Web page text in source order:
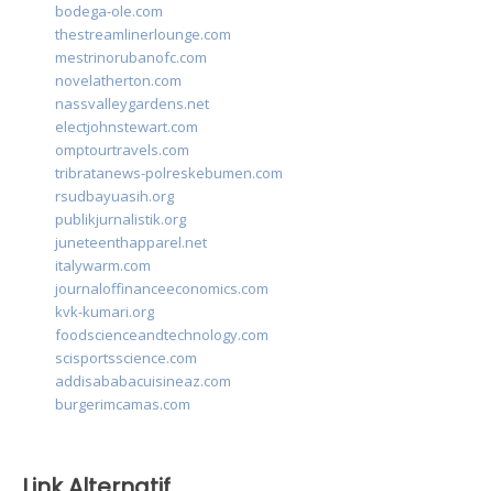
bodega-ole.com
thestreamlinerlounge.com
mestrinorubanofc.com
novelatherton.com
nassvalleygardens.net
electjohnstewart.com
omptourtravels.com
tribratanews-polreskebumen.com
rsudbayuasih.org
publikjurnalistik.org
juneteenthapparel.net
italywarm.com
journaloffinanceeconomics.com
kvk-kumari.org
foodscienceandtechnology.com
scisportsscience.com
addisababacuisineaz.com
burgerimcamas.com